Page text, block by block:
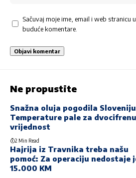
Sačuvaj moje ime, email i web stranicu
buduće komentare.
Ne propustite
Snažna oluja pogodila
Temperature pale za dvocifrenu
vrijednost
2 Min Read
Hajrija iz Travnika treba našu
pomoć: Za operaciju nedostaje
15.000 KM